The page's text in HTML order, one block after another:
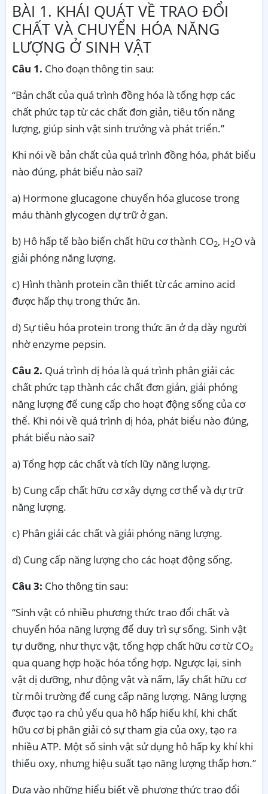
BÀI 1. KHÁI QUÁT VỀ TRAO ĐỔI
CHẤT VÀ CHUYỂN HÓA NĂNG
LƯỢNG Ở SINH VẬT
Câu 1. Cho đoạn thông tin sau:
“Bản chất của quá trình đồng hóa là tổng hợp các
chất phức tạp từ các chất đơn giản, tiêu tốn năng
lượng, giúp sinh vật sinh trưởng và phát triển.”
Khi nói về bản chất của quá trình đồng hóa, phát biểu
nào đúng, phát biểu nào sai?
a) Hormone glucagone chuyển hóa glucose trong
máu thành glycogen dự trữ ở gan.
b) Hô hấp tế bào biến chất hữu cơ thành CO2, H2O và
giải phóng năng lượng.
c) Hình thành protein cần thiết từ các amino acid
được hấp thụ trong thức ăn.
d)Sự tiêu hóa protein trong thức ăn ở dạ dày người
nhờ enzyme pepsin.
Câu 2. Quá trình dị hóa là quá trình phân giải các
chất phức tạp thành các chất đơn giản, giải phóng
năng lượng để cung cấp cho hoạt động sống của cơ
thể. Khi nói về quá trình dị hóa, phát biểu nào đúng,
phát biểu nào sai?
a)Tổng hợp các chất và tích lũy năng lượng.
b) Cung cấp chất hữu cơ xây dựng cơ thể và dự trữ
năng lượng.
c) Phân giải các chất và giải phóng năng lượng.
d) Cung cấp năng lượng cho các hoạt động sống.
Câu 3: Cho thông tin sau:
“Sinh vật có nhiều phương thức trao đổi chất và
chuyển hóa năng lượng để duy trì sự sống. Sinh vật
tự dưỡng, như thực vật, tổng hợp chất hữu cơ từ CO₂
qua quang hợp hoặc hóa tổng hợp. Ngược lại, sinh
vật dị dưỡng, như động vật và nấm, lấy chất hữu cơ
từ môi trường để cung cấp năng lượng. Năng lượng
được tạo ra chủ yếu qua hô hấp hiếu khí, khi chất
hữu cơ bị phân giải có sự tham gia của oxy, tạo ra
nhiều ATP. Một số sinh vật sử dụng hô hấp kỵ khí khi
thiếu oxy, nhưng hiệu suất tạo năng lượng thấp hơn.”
Dựa vào những hiểu biết về phương thức trao đổi